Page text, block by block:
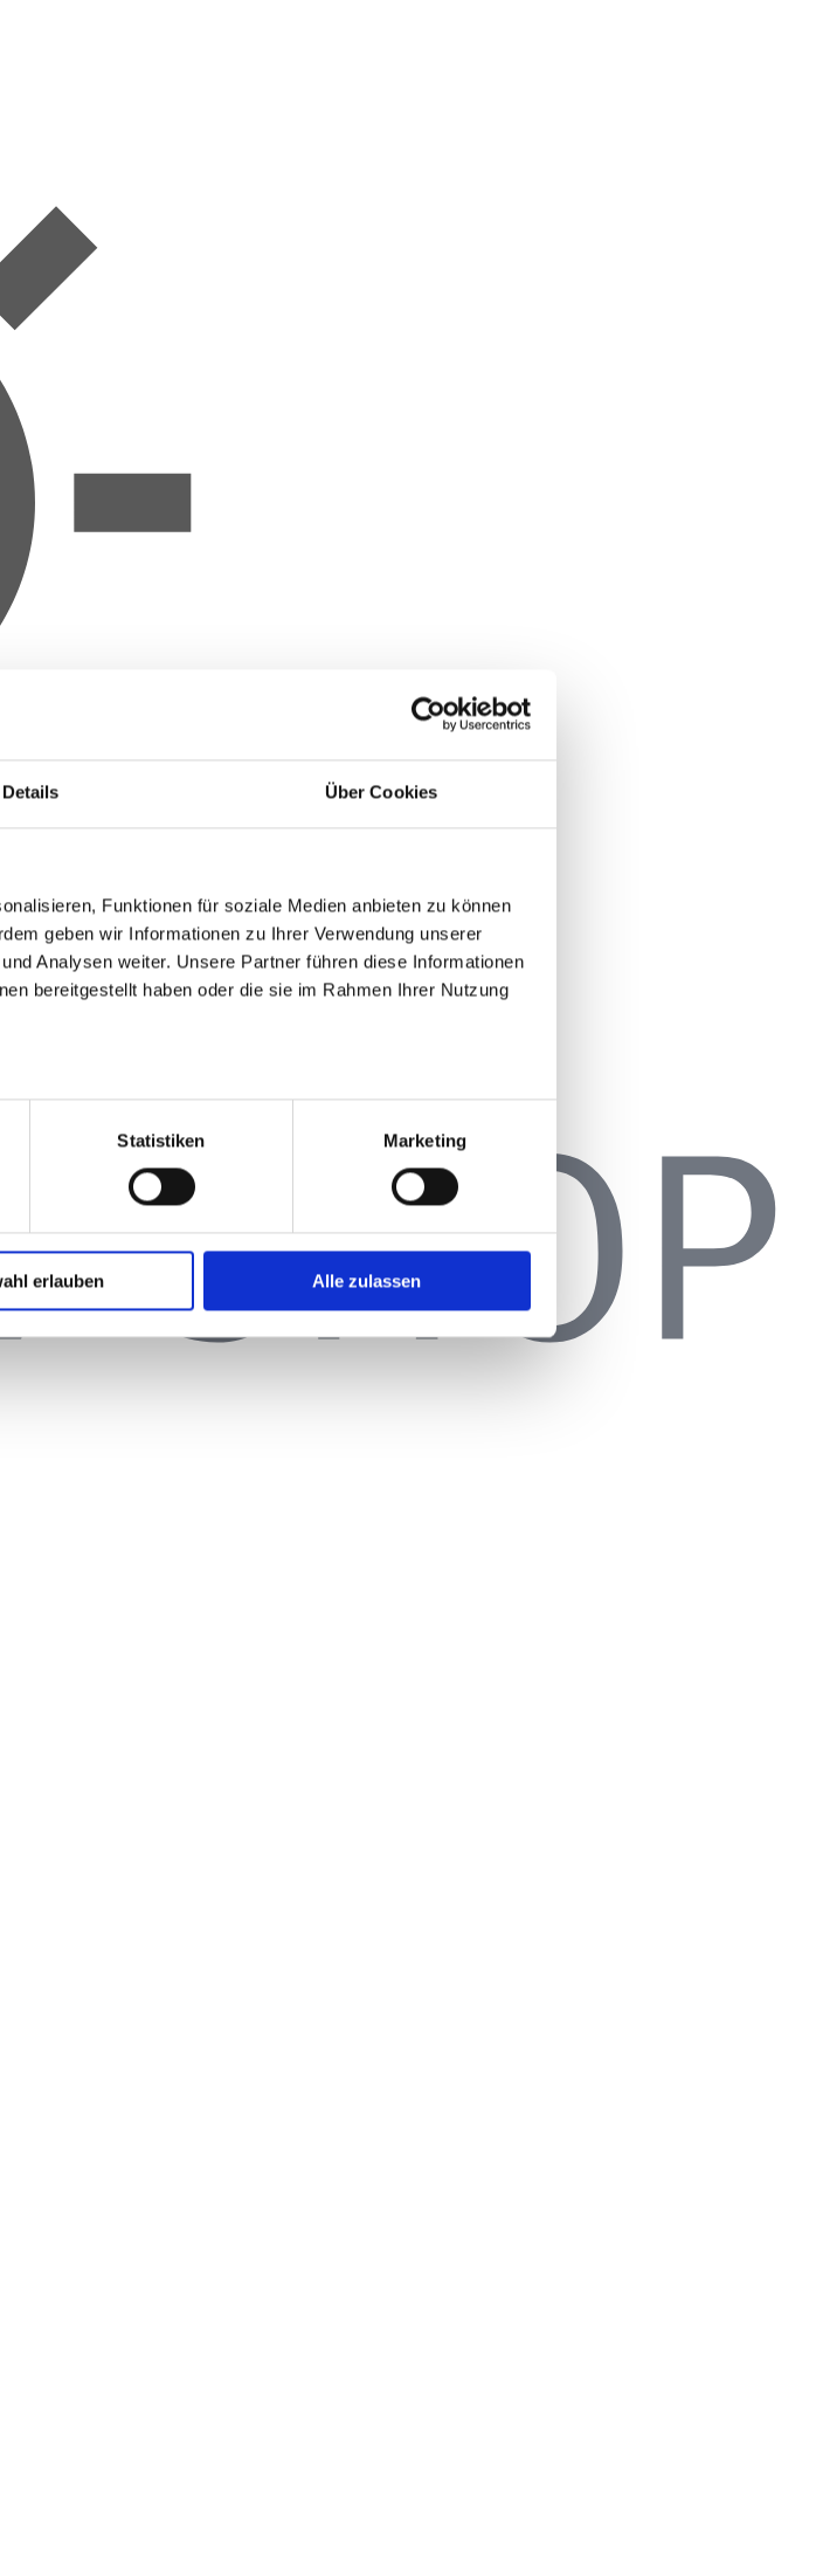
Details Über Cookies
Funktionen für soziale Medien anbieten zu können
geben wir Informationen zu Ihrer Verwendung unserer
Analysen weiter. Unsere Partner führen diese Informationen
bereitgestellt haben oder die sie im Rahmen Ihrer Nutzung
Statistiken Marketing
erlauben Alle zulassen